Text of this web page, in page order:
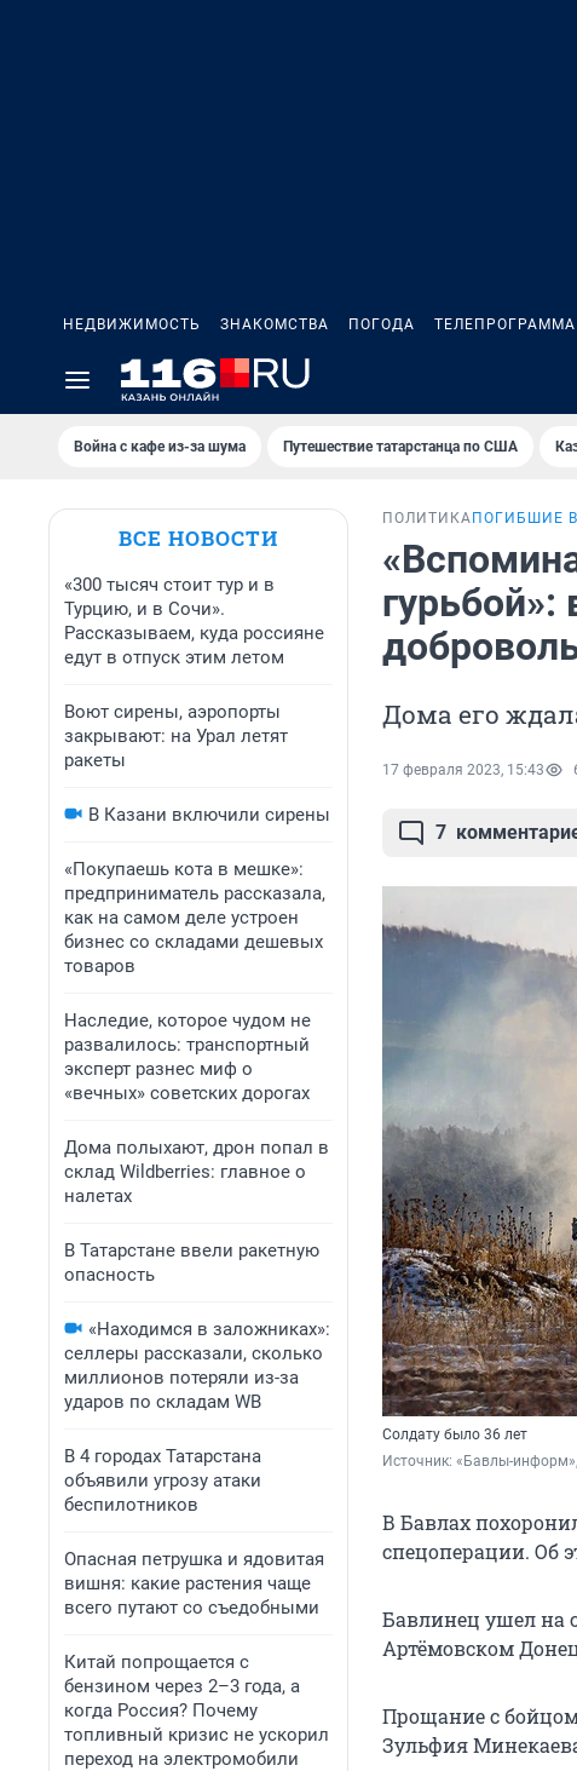
НЕДВИЖИМОСТЬ ЗНАКОМСТВА ПОГОДА ТЕЛЕПРОГРАММА
Война с кафе из-за шума Путешествие татарстанца по США
ВСЕ НОВОСТИ
«300 тысяч стоит тур и в
Турцию, и в Сочи».
Рассказываем, куда россияне
едут в отпуск этим летом
Воют сирены, аэропорты
закрывают: на Урал летят
ракеты
В Казани включили сирены
«Покупаешь кота в мешке»:
предприниматель рассказала,
как на самом деле устроен
бизнес со складами дешевых
товаров
Наследие, которое чудом не
развалилось: транспортный
эксперт разнес миф о
«вечных» советских дорогах
Дома полыхают, дрон попал в
склад Wildberries: главное о
налетах
В Татарстане ввели ракетную
опасность
«Находимся в заложниках»:
селлеры рассказали, сколько
миллионов потеряли из-за
ударов по складам WB
В 4 городах Татарстана
объявили угрозу атаки
беспилотников
Опасная петрушка и ядовитая
вишня: какие растения чаще
всего путают со съедобными
Китай попрощается с
бензином через 2–3 года, а
когда Россия? Почему
топливный кризис не ускорил
переход на электромобили
ПОЛИТИКА ПОГИБШИЕ
гурьбой»:
Дома его
17 февраля 2023, 15:43
7
Солдату было 36 лет
Источник: «Бавлы-
В Бавлах
спецоперации. Об
Бавлинец ушел на
Артёмовском
Прощание с
Зульфия